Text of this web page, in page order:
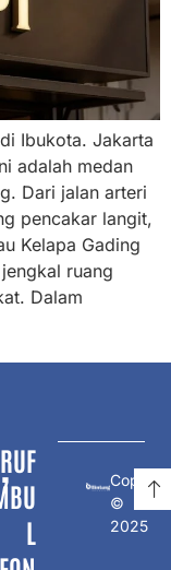
Ibukota. Jakarta
adalah medan
Dari jalan arteri
pencakar langit,
Kelapa Gading
ruang
Dalam
L
©
2025